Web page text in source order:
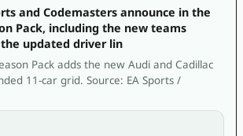
and Codemasters announce in the
Pack, including the new teams
updated driver lin
Pack adds the new Audi and Cadillac
11-car grid. Source: EA Sports /